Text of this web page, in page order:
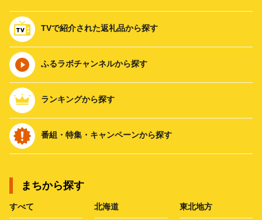
TVで紹介された返礼品から探す
ふるラボチャンネルから探す
ランキングから探す
番組・特集・キャンペーンから探す
まちから探す
すべて 北海道 東北地方